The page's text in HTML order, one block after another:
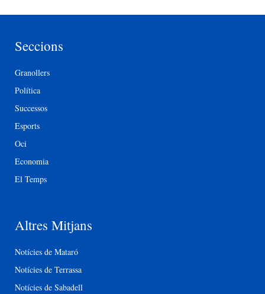
Seccions
Granollers
Política
Successos
Esports
Oci
Economia
El Temps
Altres Mitjans
Notícies de Mataró
Notícies de Terrassa
Notícies de Sabadell